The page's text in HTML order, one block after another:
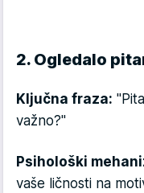
2. Ogledalo
Ključna fraza:
važno?"
Psihološki
vaše ličnosti na